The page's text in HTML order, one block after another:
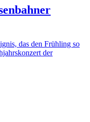
das den Frühling so
der